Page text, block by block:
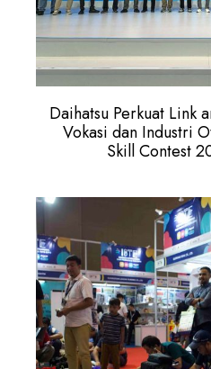
Daihatsu Perkuat Link
Vokasi dan Industri
Skill Contest